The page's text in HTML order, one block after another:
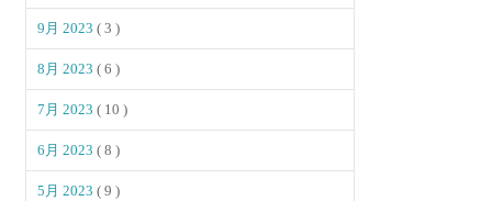
9月 2023( 3 )
8月 2023( 6 )
7月 2023( 10 )
6月 2023( 8 )
5月 2023( 9 )